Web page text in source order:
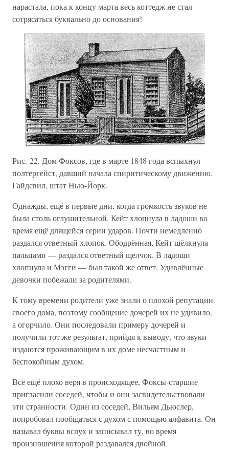
нарастала, пока к концу марта весь коттедж не стал
сотрясаться буквально до основания!
Рис. 22. Дом Фоксов, где в марте 1848 года вспыхнул
полтергейст, давший начала спиритическому движению.
Гайдсвил, штат Нью-Йорк.
Однажды, ещё в первые дни, когда громкость звуков не
была столь оглушительной, Кейт хлопнула в ладоши во
время ещё длящейся серии ударов. Почти немедленно
раздался ответный хлопок. Ободрённая, Кейт щёлкнула
пальцами — раздался ответный щелчок. В ладоши
хлопнула и Мэгги — был такой же ответ. Удивлённые
девочки побежали за родителями.
К тому времени родители уже знали о плохой репутации
своего дома, поэтому сообщение дочерей их не удивило,
а огорчило. Они последовали примеру дочерей и
получили тот же результат, прийдя к выводу, что звуки
издаются проживающим в их доме несчастным и
беспокойным духом.
Всё ещё плохо веря в происходящее, Фоксы-старшие
пригласили соседей, чтобы и они засвидетельствовали
эти странности. Один из соседей, Вильям Дьюслер,
попробовал пообщаться с духом с помощью алфавита. Он
называл буквы вслух и записывал ту, во время
произношения которой раздавался двойной